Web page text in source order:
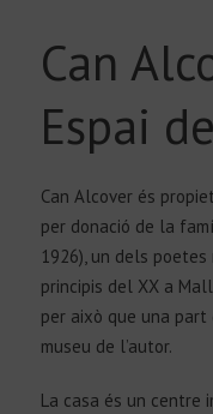
Can
Espai
Can Alcover és
per donació de la
1926), un dels
principis del XX a
per això que una
museu de l’autor.
La casa és un